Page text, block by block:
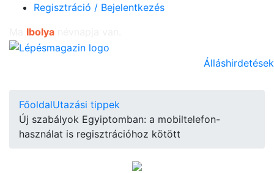
Regisztráció / Bejelentkezés
Ibolya
Álláshirdetések
FőoldalUtazási tippek
Új szabályok Egyiptomban: a mobiltelefon-
használat is regisztrációhoz kötött